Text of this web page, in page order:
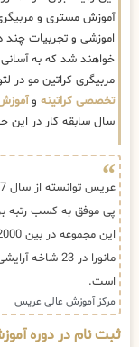
آموزش مستری و
اموزشی و تجربیات چند
خواهند شد که به آسانی
مربیگری کراتین مو در
تخصصی کراتینه و
سال سابقه کار در این
مانورا در 23
است.
مرکز آموزش عالی عریس
ثبت نام در دوره